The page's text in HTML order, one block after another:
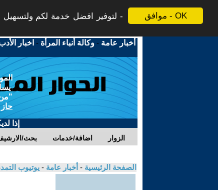
موافق - OK
لتوفير افضل خدمة لكم ولتسهيل
أخبار عامة -وكالة أنباء المرأة - اخبار
"من
حاز
إذا
بحث/ اضافة/خدمات الزوار
الصفحة الرئيسية - أخبار عامة - يوتيوب